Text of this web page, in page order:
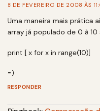
8 DE FEVEREIRO DE 2008 ÀS
Uma maneira mais prática
array já populado de 0 à 10
print [ x for x in range(10)]
=)
RESPONDER